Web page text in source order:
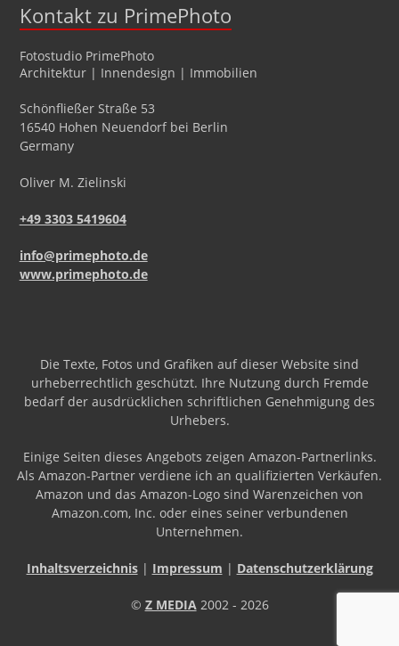
Kontakt zu PrimePhoto
Fotostudio PrimePhoto
Architektur | Innendesign | Immobilien
Schönfließer Straße 53
16540 Hohen Neuendorfbei Berlin
Germany
Oliver M. Zielinski
+49 3303 5419604
info@primephoto.de
www.primephoto.de
Die Texte, Fotos und Grafiken auf dieser Website sind
urheberrechtlich geschützt. Ihre Nutzung durch Fremde
bedarf der ausdrücklichen schriftlichen Genehmigung des
Urhebers.
Einige Seiten dieses Angebots zeigen Amazon-Partnerlinks.
Als Amazon-Partner verdiene ich an qualifizierten Verkäufen.
Amazon und das Amazon-Logo sind Warenzeichen von
Amazon.com, Inc. oder eines seiner verbundenen
Unternehmen.
Inhaltsverzeichnis| Impressum | Datenschutzerklärung
© Z MEDIA2002 - 2026